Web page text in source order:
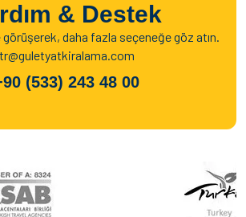
& Destek
görüşerek, daha fazla seçeneğe göz atın.
tr@guletyatkiralama.com
(533) 243 48 00